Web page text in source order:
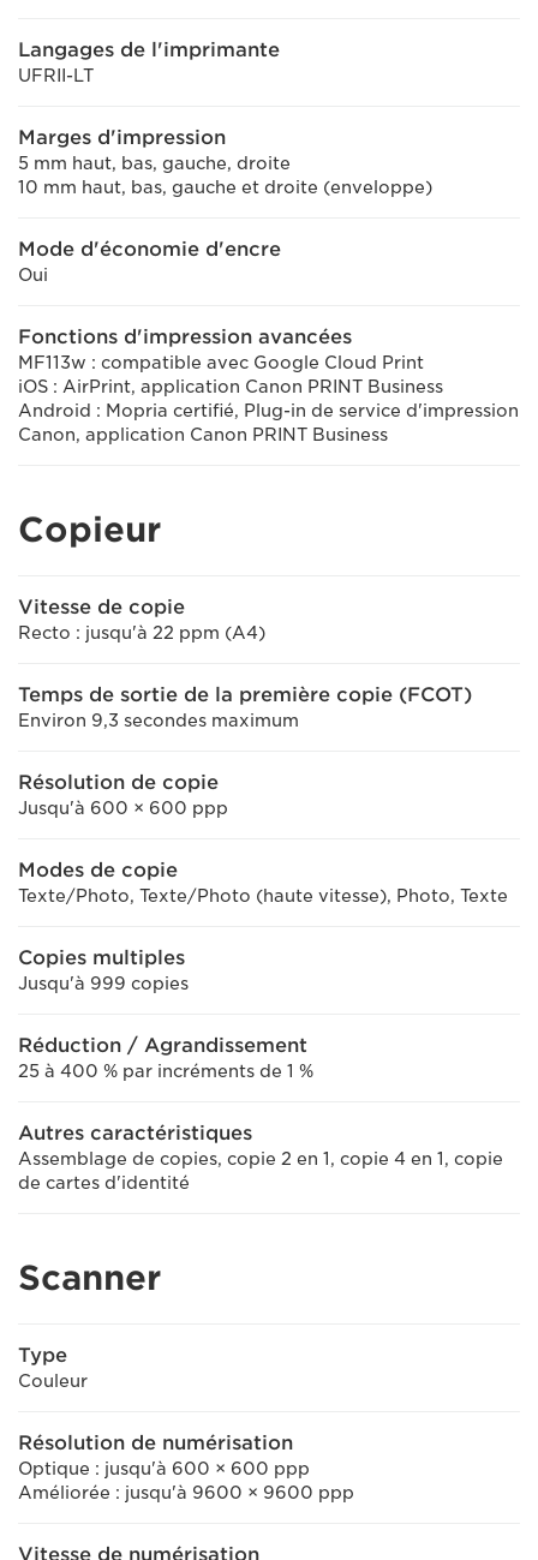
Langages de l'imprimante
UFRII-LT
Marges d'impression
5 mm haut, bas, gauche, droite
10 mm haut, bas, gauche et droite (enveloppe)
Mode d'économie d'encre
Oui
Fonctions d'impression avancées
MF113w : compatible avec Google Cloud Print
iOS : AirPrint, application Canon PRINT Business
Android : Mopria certifié, Plug-in de service d'impression
Canon, application Canon PRINT Business
Copieur
Vitesse de copie
Recto : jusqu'à 22 ppm (A4)
Temps de sortie de la première copie (FCOT)
Environ 9,3 secondes maximum
Résolution de copie
Jusqu'à 600 × 600 ppp
Modes de copie
Texte/Photo, Texte/Photo (haute vitesse), Photo, Texte
Copies multiples
Jusqu'à 999 copies
Réduction / Agrandissement
25 à 400 % par incréments de 1 %
Autres caractéristiques
Assemblage de copies, copie 2 en 1, copie 4 en 1, copie
de cartes d'identité
Scanner
Type
Couleur
Résolution de numérisation
Optique : jusqu'à 600 × 600 ppp
Améliorée : jusqu'à 9600 × 9600 ppp
Vitesse de numérisation